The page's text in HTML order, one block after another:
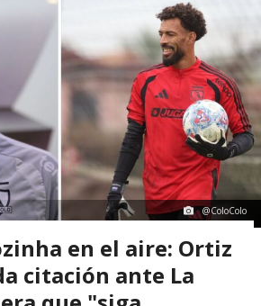
@ColoColo
en el aire: Ortiz
citación ante La